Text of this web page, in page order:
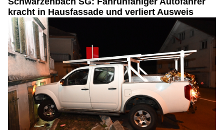
kracht in Hausfassade und verliert Ausweis